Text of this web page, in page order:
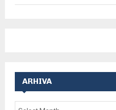
ARHIVA